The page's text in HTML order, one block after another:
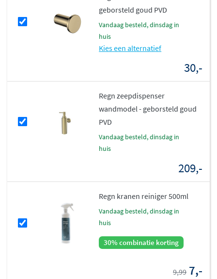
geborsteld goud PVD
vandaag besteld, dinsdag in
huis
Kies een alternatief
30,-
Regn zeepdispenser
wandmodel - geborsteld goud
PVD
vandaag besteld, dinsdag in
huis
209,-
Regn kranen reiniger 500ml
vandaag besteld, dinsdag in
huis
30% combinatie korting
9,99 7,-